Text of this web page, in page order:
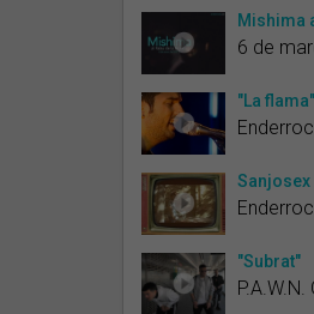
Mishima
6 de
"La
Sanjosex
"Subrat"